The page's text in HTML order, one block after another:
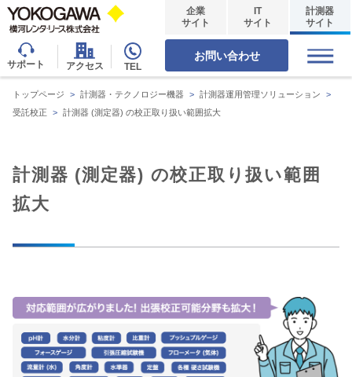
サポート アクセス TEL
企業
サイト
IT
サイト
計測器
サイト
お問い合わせ
トップページ > 計測器・テクノロジー機器 > 計測器運用管理ソリューション
>
受託校正
> 計測器 (測定器) の校正取り扱い範囲拡大
計測器 (測定器) の校正取り扱い範囲
拡大